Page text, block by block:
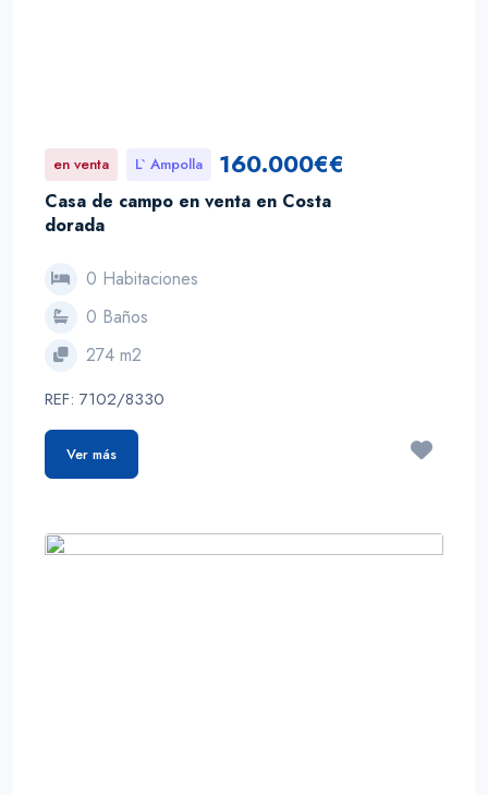
en venta L` Ampolla 160.000€€
Casa de campo en venta en Costa
dorada
0 Habitaciones
0 Baños
274 m2
REF: 7102/8330
Ver más